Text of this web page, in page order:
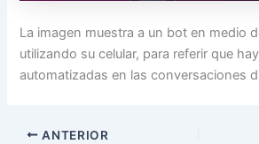
La imagen muestra a un bot en medio
utilizando su celular, para referir que
automatizadas en las conversaciones
ANTERIOR